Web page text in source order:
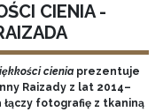
CIENIA -
cieniaprezentuje
Raizady z lat 2014–
łączy fotografię z tkaniną